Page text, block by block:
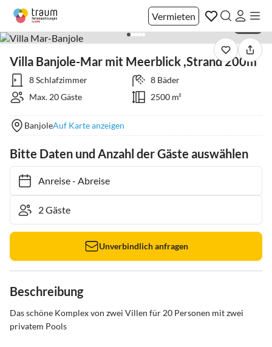
Vermieten
Villa Banjole-Mar mit Meerblick ,Strand 200m
8 Schlafzimmer
8 Bäder
Max. 20 Gäste
2500 m²
BanjoleAuf Karte anzeigen
Bitte Daten und Anzahl der Gäste auswählen
Anreise- Abreise
Unverbindlich anfragen
Beschreibung
Das schöne Komplex von zwei Villen für 20 Personen mit zwei
privatem Pools